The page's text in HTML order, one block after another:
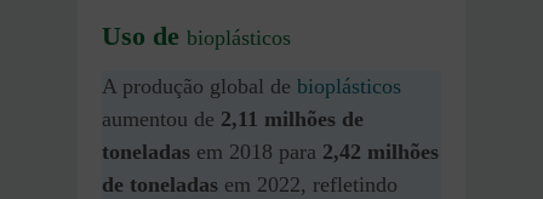
Uso de bioplásticos
A produção global de bioplásticos
aumentou de 2,11 milhões de
toneladas em 2018 para 2,42 milhões
de toneladas em 2022, refletindo